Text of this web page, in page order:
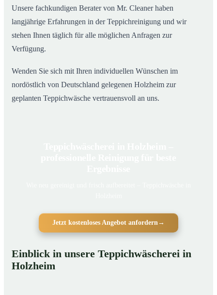
Unsere fachkundigen Berater von Mr. Cleaner haben
langjährige Erfahrungen in der Teppichreinigung und wir
stehen Ihnen täglich für alle möglichen Anfragen zur
Verfügung.
Wenden Sie sich mit Ihren individuellen Wünschen im
nordöstlich von Deutschland gelegenen Holzheim zur
geplanten Teppichwäsche vertrauensvoll an uns.
Jetzt kostenloses Angebot anfordern →
Einblick in unsere Teppichwäscherei in
Holzheim